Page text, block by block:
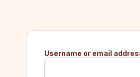
Username or email